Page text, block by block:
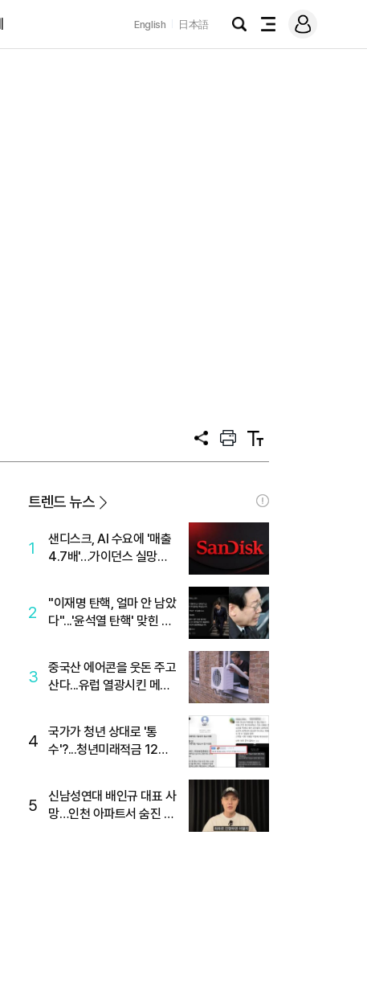
English 日本語
검
전
메
그
공
프
트
텍
트
트렌드 뉴스
1
샌디스크, AI 수요에 '매출
4.7배'…가이던스 실망에
2
"이재명 탄핵, 얼마 안 남았
다"...'윤석열 탄핵' 맞힌 무
3
중국산 에어콘을 웃돈 주고
산다...유럽 열광시킨 메이
4
국가가 청년 상대로 '통
수'?...청년미래적금 12%
5
신남성연대 배인규 대표 사
망…인천 아파트서 숨진 채